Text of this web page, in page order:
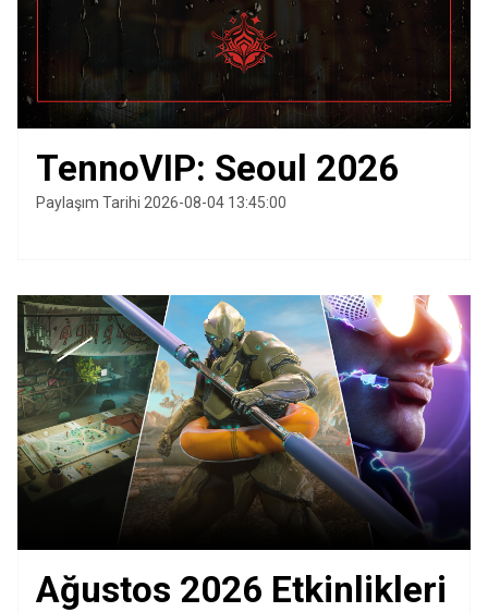
TennoVIP: Seoul 2026
Paylaşım Tarihi 2026-08-04 13:45:00
Ağustos 2026 Etkinlikleri